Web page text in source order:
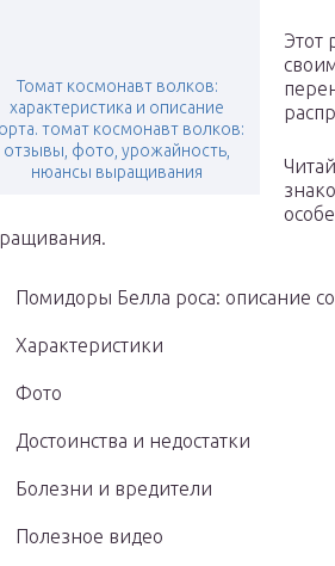
Томат космонавт волков:
характеристика и описание
томат космонавт волков:
отзывы, фото, урожайность,
нюансы выращивания
Этот
Помидоры Белла роса: описание
Характеристики
Фото
Достоинства и недостатки
Болезни и вредители
Полезное видео